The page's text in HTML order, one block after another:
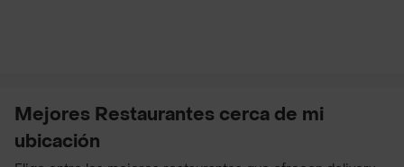
Mejores Restaurantes cerca de mi
ubicación